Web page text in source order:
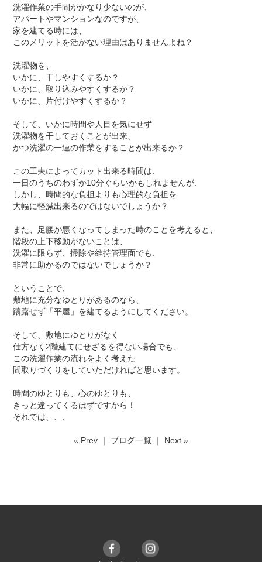
洗濯作業の手間がかなり少ないのが、
アパートやマンションなのですが、
家を建てる時には、
このメリットを活かない理由はありませんよね？
洗濯物を、
いかに、干しやすくするか？
いかに、取り込みやすくするか？
いかに、片付けやすくするか？
そして、いかに時間や人目を気にせず
洗濯物を干しておくことが出来、
かつ洗濯の一連の作業をすることが出来るか？
この工夫によってカット出来る時間は、
一日のうちのわずか10分ぐらいかもしれませんが、
しかし、時間的な負担よりも心理的な負担を
大幅に軽減出来るのではないでしょうか？
また、足腰が悪くなってしまった時のことを考えると、
階段の上下移動がないことは、
洗濯に限らず、掃除や維持管理面でも、
非常に助かるのではないでしょうか？
ということで、
敷地に充分なゆとりがあるのなら、
躊躇せず「平屋」を建てるようにしてください。
そして、敷地にゆとりがなく
仕方なく2階建てにせざるを得ない場合でも、
この洗濯作業の流れをよく考えた
間取りづくりをしていただければと思います。
時間のゆとりも、心のゆとりも、
きっと違ってくるはずですから！
それでは、、、
« Prev ｜ ブログ一覧 ｜ Next »